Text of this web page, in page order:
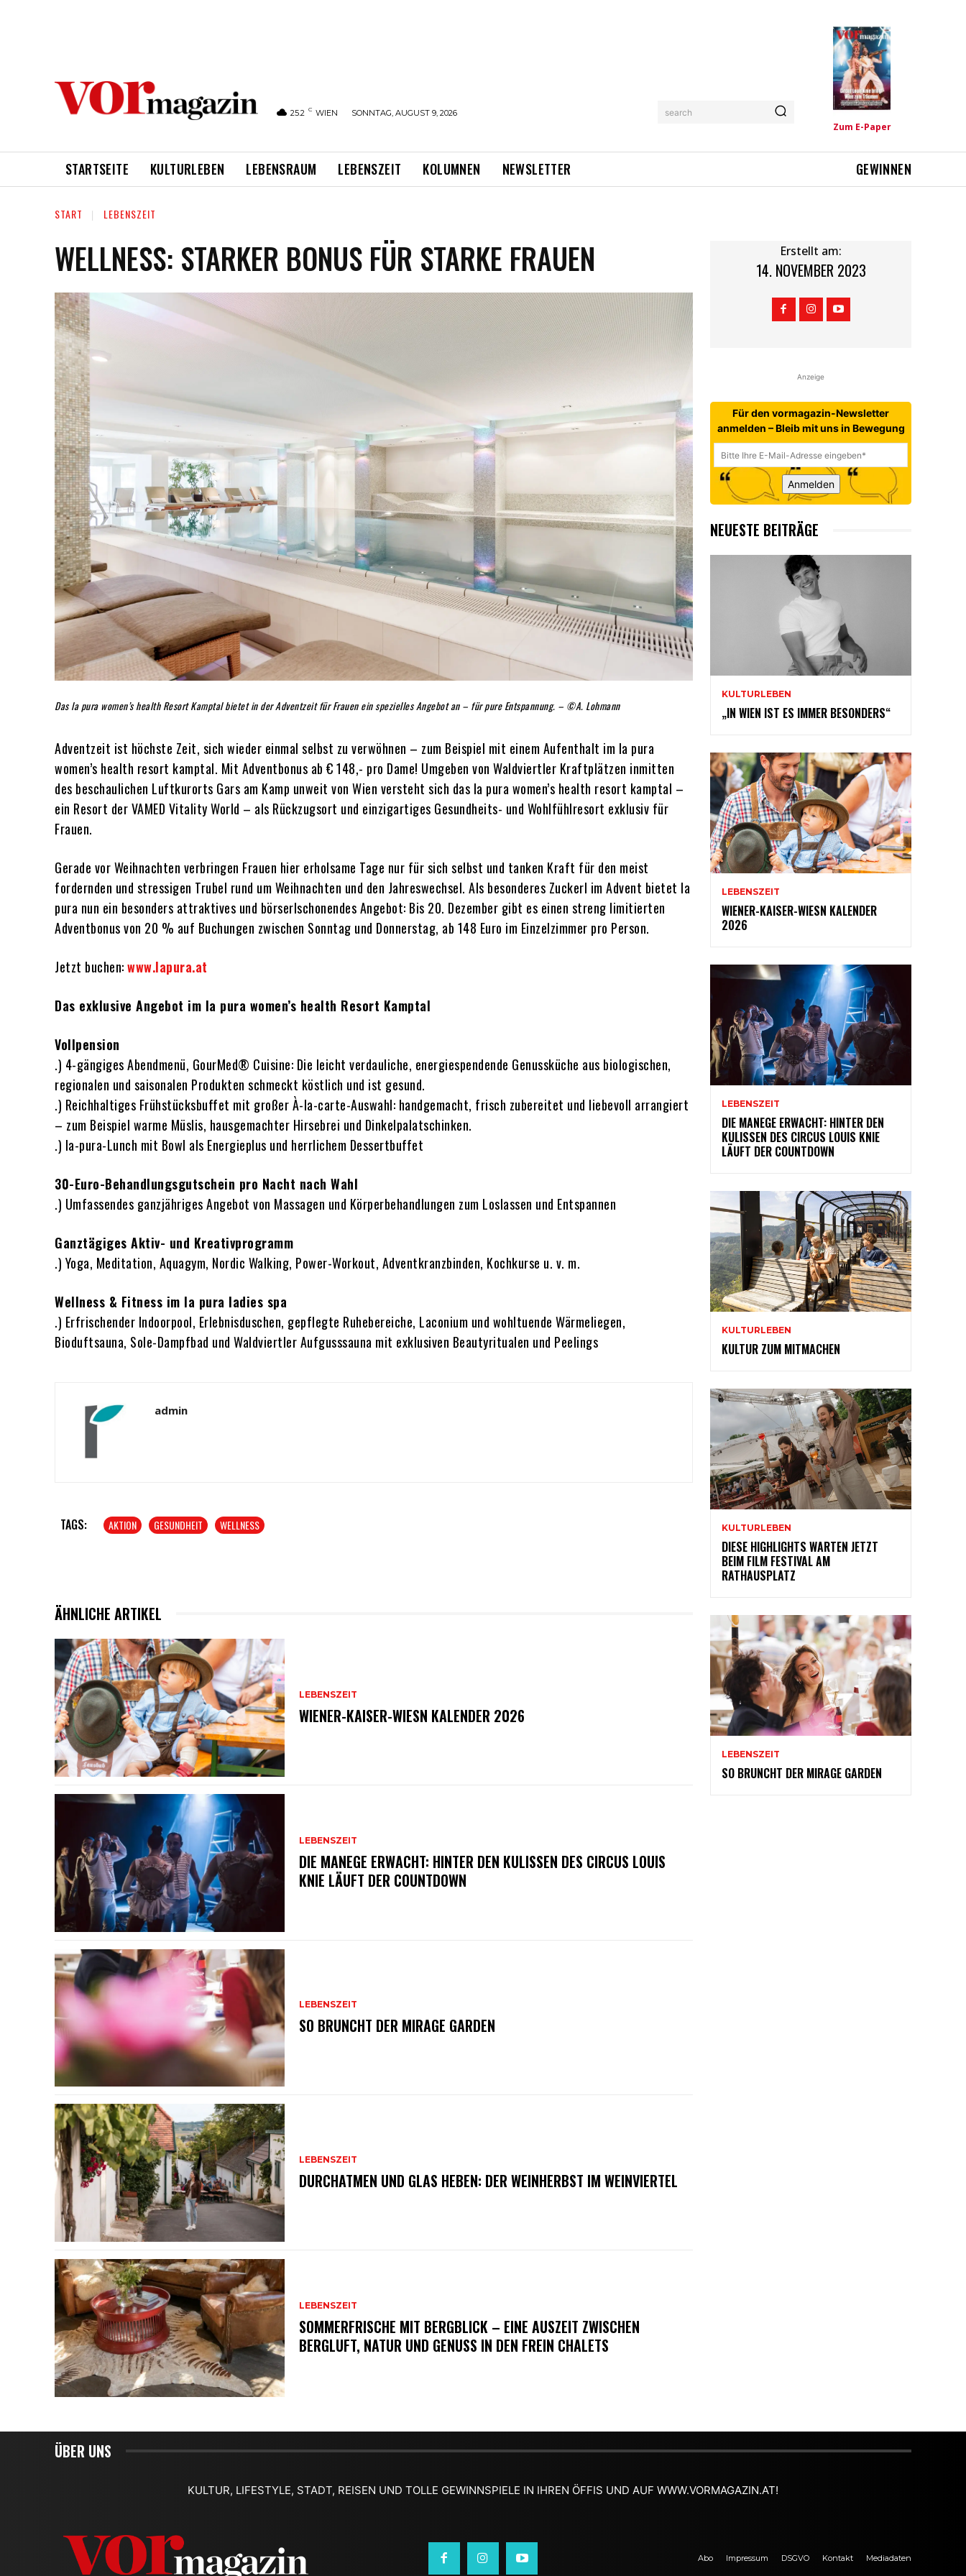
25.2 C WIEN SONNTAG, AUGUST 9, 2026 search
Zum E-Paper
STARTSEITE KULTURLEBEN LEBENSRAUM LEBENSZEIT KOLUMNEN NEWSLETTER GEWINNEN
START LEBENSZEIT
WELLNESS: STARKER BONUS FÜR STARKE FRAUEN
Das la pura women’s health Resort Kamptal bietet in der Adventzeit für Frauen ein spezielles Angebot an – für pure Entspannung. – ©A. Lohmann
Adventzeit ist höchste Zeit, sich wieder einmal selbst zu verwöhnen – zum Beispiel mit einem Aufenthalt im la pura
women’s health resort kamptal. Mit Adventbonus ab € 148,- pro Dame! Umgeben von Waldviertler Kraftplätzen inmitten
des beschaulichen Luftkurorts Gars am Kamp unweit von Wien versteht sich das la pura women’s health resort kamptal –
ein Resort der VAMED Vitality World – als Rückzugsort und einzigartiges Gesundheits- und Wohlfühlresort exklusiv für
Frauen.
Gerade vor Weihnachten verbringen Frauen hier erholsame Tage nur für sich selbst und tanken Kraft für den meist
fordernden und stressigen Trubel rund um Weihnachten und den Jahreswechsel. Als besonderes Zuckerl im Advent bietet la
pura nun ein besonders attraktives und börserlschonendes Angebot: Bis 20. Dezember gibt es einen streng limitierten
Adventbonus von 20 % auf Buchungen zwischen Sonntag und Donnerstag, ab 148 Euro im Einzelzimmer pro Person.
Jetzt buchen:www.lapura.at
Das exklusive Angebot im la pura women’s health Resort Kamptal
Vollpension
.) 4-gängiges Abendmenü, GourMed® Cuisine: Die leicht verdauliche, energiespendende Genussküche aus biologischen,
regionalen und saisonalen Produkten schmeckt köstlich und ist gesund.
.) Reichhaltiges Frühstücksbuffet mit großer À-la-carte-Auswahl: handgemacht, frisch zubereitet und liebevoll arrangiert
– zum Beispiel warme Müslis, hausgemachter Hirsebrei und Dinkelpalatschinken.
.) la-pura-Lunch mit Bowl als Energieplus und herrlichem Dessertbuffet
30-Euro-Behandlungsgutschein pro Nacht nach Wahl
.) Umfassendes ganzjähriges Angebot von Massagen und Körperbehandlungen zum Loslassen und Entspannen
Ganztägiges Aktiv- und Kreativprogramm
.) Yoga, Meditation, Aquagym, Nordic Walking, Power-Workout, Adventkranzbinden, Kochkurse u. v. m.
Wellness & Fitness im la pura ladies spa
.) Erfrischender Indoorpool, Erlebnisduschen, gepflegte Ruhebereiche, Laconium und wohltuende Wärmeliegen,
Bioduftsauna, Sole-Dampfbad und Waldviertler Aufgusssauna mit exklusiven Beautyritualen und Peelings
admin
TAGS: AKTION GESUNDHEIT WELLNESS
ÄHNLICHE ARTIKEL
LEBENSZEIT
WIENER-KAISER-WIESN KALENDER 2026
LEBENSZEIT
DIE MANEGE ERWACHT: HINTER DEN KULISSEN DES CIRCUS LOUIS
KNIE LÄUFT DER COUNTDOWN
LEBENSZEIT
SO BRUNCHT DER MIRAGE GARDEN
LEBENSZEIT
DURCHATMEN UND GLAS HEBEN: DER WEINHERBST IM WEINVIERTEL
LEBENSZEIT
SOMMERFRISCHE MIT BERGBLICK – EINE AUSZEIT ZWISCHEN
BERGLUFT, NATUR UND GENUSS IN DEN FREIN CHALETS
Erstellt am:
14. NOVEMBER 2023
Anzeige
Für den vormagazin-Newsletter
anmelden – Bleib mit uns in Bewegung
Anmelden
NEUESTE BEITRÄGE
KULTURLEBEN
„IN WIEN IST ES IMMER BESONDERS“
LEBENSZEIT
WIENER-KAISER-WIESN KALENDER
2026
LEBENSZEIT
DIE MANEGE ERWACHT: HINTER DEN
KULISSEN DES CIRCUS LOUIS KNIE
LÄUFT DER COUNTDOWN
KULTURLEBEN
KULTUR ZUM MITMACHEN
KULTURLEBEN
DIESE HIGHLIGHTS WARTEN JETZT
BEIM FILM FESTIVAL AM
RATHAUSPLATZ
LEBENSZEIT
SO BRUNCHT DER MIRAGE GARDEN
ÜBER UNS
KULTUR, LIFESTYLE, STADT, REISEN UND TOLLE GEWINNSPIELE IN IHREN ÖFFIS UND AUF WWW.VORMAGAZIN.AT!
Abo Impressum DSGVO Kontakt Mediadaten